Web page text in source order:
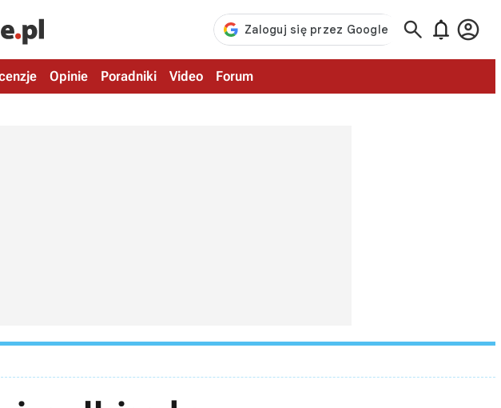
  
Opinie Poradniki Video Forum